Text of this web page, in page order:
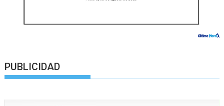
PUBLICIDAD